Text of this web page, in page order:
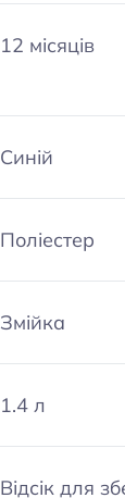
12 місяців
Синій
Поліестер
Змійка
1.4 л
Відсік для